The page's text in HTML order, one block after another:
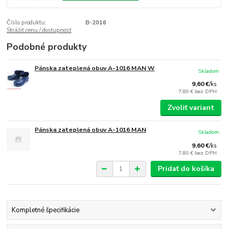
Číslo produktu:
B-2016
Strážiť cenu / dostupnosť
Podobné produkty
Pánska zateplená obuv A-1016 MAN W
9,60 €/ks
7,80 € bez DPH
Skladom
Zvoliť variant
Pánska zateplená obuv A-1016 MAN
9,60 €/ks
7,80 € bez DPH
Skladom
Pridať do košíka
Kompletné špecifikácie